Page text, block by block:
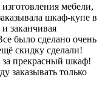
мебели,
шкаф-купе в
заканчивая
было сделано очень
скидку сделали!
за прекрасный шкаф!
заказывать только